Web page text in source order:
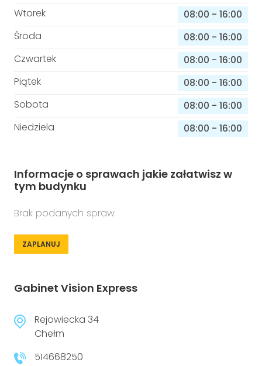
Wtorek
08:00 - 16:00
Środa
08:00 - 16:00
Czwartek
08:00 - 16:00
Piątek
08:00 - 16:00
Sobota
08:00 - 16:00
Niedziela
08:00 - 16:00
Informacje o sprawach jakie załatwisz w
tym budynku
Brak podanych spraw
ZAPLANUJ
Gabinet Vision Express
Rejowiecka 34
Chełm
514668250